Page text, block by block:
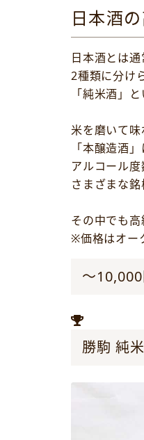
日本酒
日本酒とは
2種類に分け
「純米酒」
米を磨いて
「本醸造酒
アルコール
さまざまな
その中でも高
※価格はオー
～
勝駒 純米